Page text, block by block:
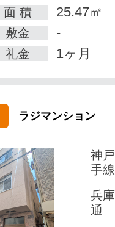
面 積 25.47㎡
敷金 -
礼金 1ヶ月
ラジマンション
神
手
兵
通